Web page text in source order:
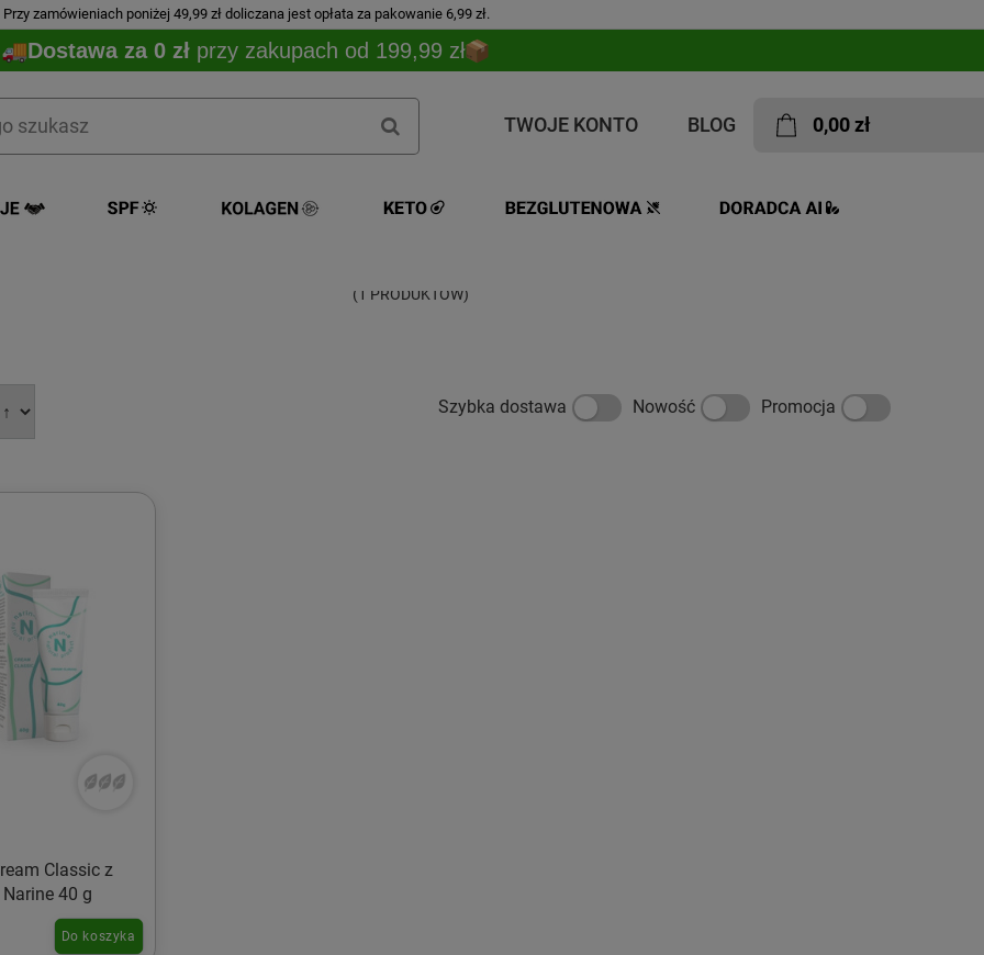
Przy zamówieniach poniżej 49,99 zł doliczana jest opłata za pakowanie 6,99 zł.
Dostawa za 0 zł przy zakupach od 199,99 zł
TWOJE KONTO BLOG 0,00 zł
(1 PRODUKTÓW)
Szybka dostawa Nowość Promocja
Classic z
40 g
Do koszyka